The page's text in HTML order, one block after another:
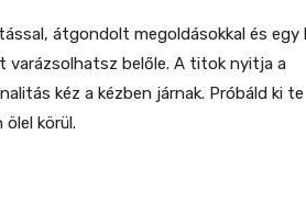
átgondolt megoldásokkal és egy
varázsolhatsz belőle. A titok nyitja a
kéz a kézben járnak. Próbáld ki te
körül.